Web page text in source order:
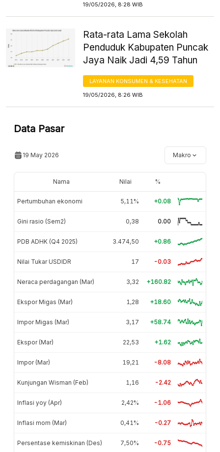
19/05/2026, 8:28 WIB
Rata-rata Lama Sekolah
Penduduk Kabupaten Puncak
Jaya Naik Jadi 4,59 Tahun
LAYANAN KONSUMEN & KESEHATAN
19/05/2026, 8:26 WIB
Data Pasar
19 May 2026 Makro
Nama Nilai %
Pertumbuhan ekonomi 5,11% +0.08
Gini rasio (Sem2) 0,38 0.00
PDB ADHK (Q4 2025) 3.474,50 +0.86
Nilai Tukar USDIDR 17 -0.03
Neraca perdagangan (Mar) 3,32 +160.82
Ekspor Migas (Mar) 1,28 +18.60
Impor Migas (Mar) 3,17 +58.74
Ekspor (Mar) 22,53 +1.62
Impor (Mar) 19,21 -8.08
Kunjungan Wisman (Feb) 1,16 -2.42
Inflasi yoy (Apr) 2,42% -1.06
Inflasi mom (Mar) 0,41% -0.27
Persentase kemiskinan (Des) 7,50% -0.75